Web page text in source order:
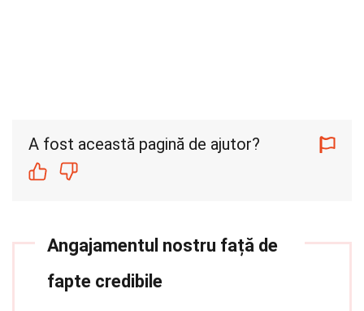
A fost această pagină de ajutor?
Angajamentul nostru față de
fapte credibile